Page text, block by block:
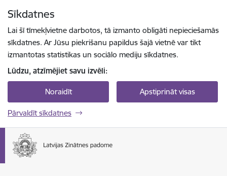
Sīkdatnes
Lai šī tīmekļvietne darbotos, tā izmanto obligāti nepieciešamās
sīkdatnes. Ar Jūsu piekrišanu papildus šajā vietnē var tikt
izmantotas statistikas un sociālo mediju sīkdatnes.
Lūdzu, atzīmējiet savu izvēli:
Noraidīt Apstiprināt visas
Pārvaldīt sīkdatnes